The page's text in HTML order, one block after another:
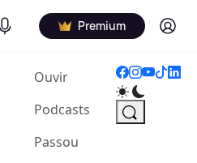
Podcasts Premium Log in
Ouvir(current)
Podcasts
Passou